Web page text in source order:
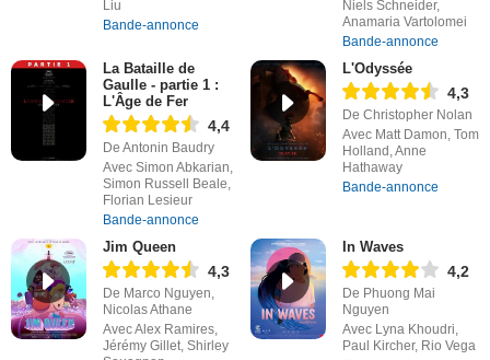
Liu
Bande-annonce
Niels Schneider,
Anamaria Vartolomei
Bande-annonce
La Bataille de
Gaulle - partie 1 :
L'Âge de Fer
4,4
De Antonin Baudry
Avec Simon Abkarian,
Simon Russell Beale,
Florian Lesieur
Bande-annonce
L'Odyssée
4,3
De Christopher Nolan
Avec Matt Damon, Tom
Holland, Anne
Hathaway
Bande-annonce
Jim Queen
4,3
De Marco Nguyen,
Nicolas Athane
Avec Alex Ramires,
Jérémy Gillet, Shirley
In Waves
4,2
De Phuong Mai
Nguyen
Avec Lyna Khoudri,
Paul Kircher, Rio Vega